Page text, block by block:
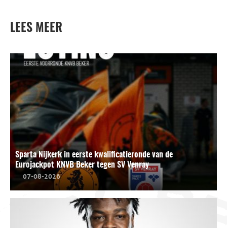
LEES MEER
Sparta Nijkerk in eerste kwalificatieronde van de
Eurojackpot KNVB Beker tegen SV Venray
07-08-2026